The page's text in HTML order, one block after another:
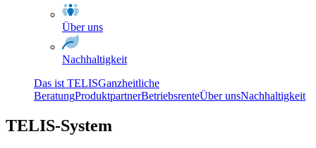
Über uns
Nachhaltigkeit
Das ist TELISGanzheitliche
BeratungProduktpartnerBetriebsrenteÜber unsNachhaltigkeit
TELIS-System